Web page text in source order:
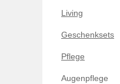
Living
Geschenksets
Pflege
Augenpflege